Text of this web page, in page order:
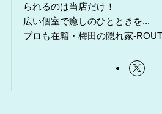
られるのは当店だけ！
広い個室で癒しのひとときを...
プロも在籍・梅田の隠れ家-